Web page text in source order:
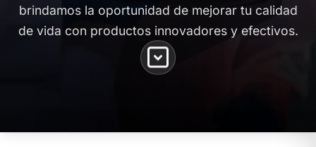
brindamos la oportunidad de mejorar tu calidad
de vida con productos innovadores y efectivos.